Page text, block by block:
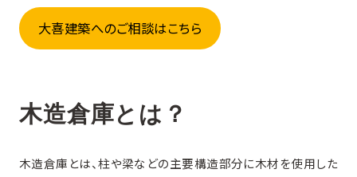
大喜建築へのご相談はこちら
木造倉庫とは？
木造倉庫とは、柱や梁などの主要構造部分に木材を使用した